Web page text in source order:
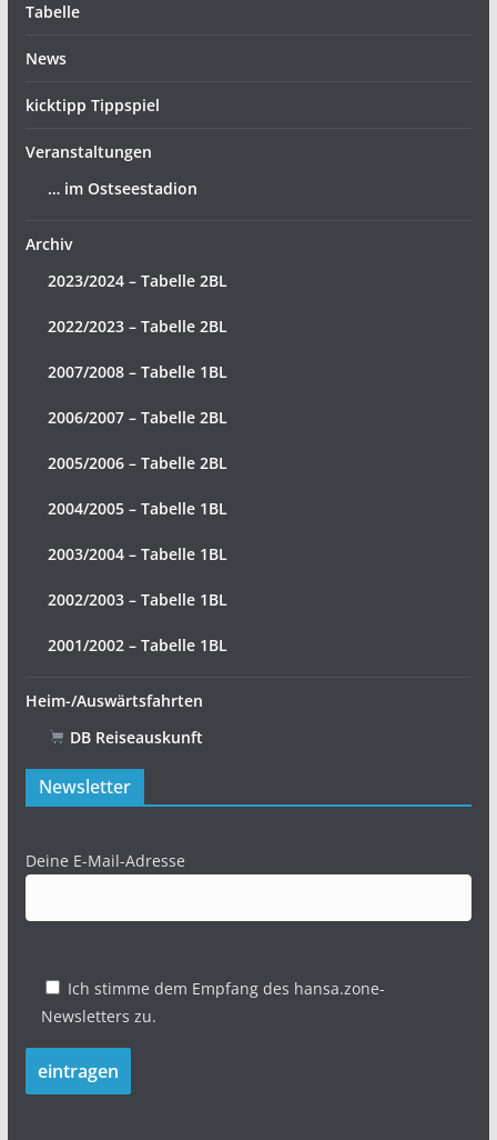
Tabelle
News
kicktipp Tippspiel
Veranstaltungen
… im Ostseestadion
Archiv
2023/2024 – Tabelle 2BL
2022/2023 – Tabelle 2BL
2007/2008 – Tabelle 1BL
2006/2007 – Tabelle 2BL
2005/2006 – Tabelle 2BL
2004/2005 – Tabelle 1BL
2003/2004 – Tabelle 1BL
2002/2003 – Tabelle 1BL
2001/2002 – Tabelle 1BL
Heim-/Auswärtsfahrten
DB Reiseauskunft
Newsletter
Deine E-Mail-Adresse
Ich stimme dem Empfang des hansa.zone-
Newsletters zu.